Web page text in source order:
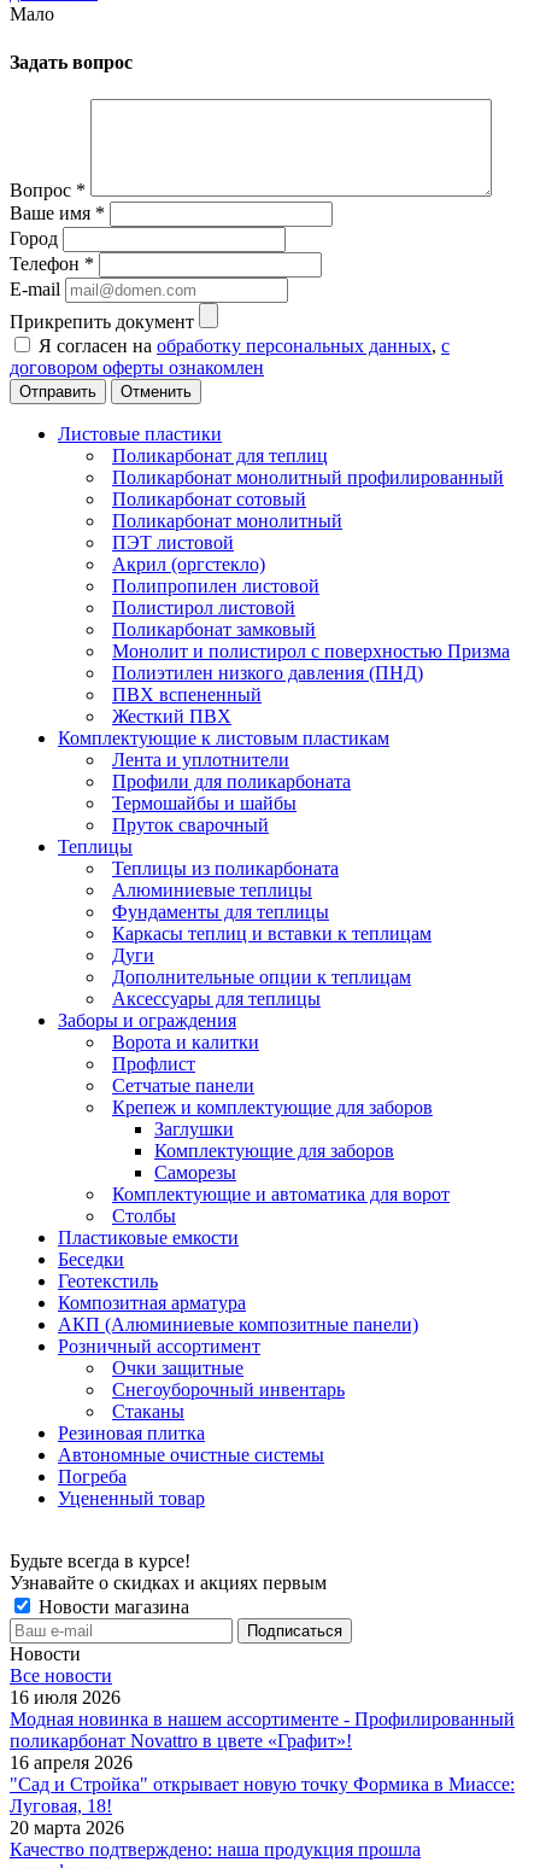
Мало
Задать вопрос
Вопрос *
Ваше имя *
Город
Телефон *
E-mail
Прикрепить документ
Я согласен на обработку персональных данных, с
договором оферты ознакомлен
Отменить
Листовые пластики
Поликарбонат для теплиц
Поликарбонат монолитный профилированный
Поликарбонат сотовый
Поликарбонат монолитный
ПЭТ листовой
Акрил (оргстекло)
Полипропилен листовой
Полистирол листовой
Поликарбонат замковый
Монолит и полистирол с поверхностью Призма
Полиэтилен низкого давления (ПНД)
ПВХ вспененный
Жесткий ПВХ
Комплектующие к листовым пластикам
Лента и уплотнители
Профили для поликарбоната
Термошайбы и шайбы
Пруток сварочный
Теплицы
Теплицы из поликарбоната
Алюминиевые теплицы
Фундаменты для теплицы
Каркасы теплиц и вставки к теплицам
Дуги
Дополнительные опции к теплицам
Аксессуары для теплицы
Заборы и ограждения
Ворота и калитки
Профлист
Сетчатые панели
Крепеж и комплектующие для заборов
Заглушки
Комплектующие для заборов
Саморезы
Комплектующие и автоматика для ворот
Столбы
Пластиковые емкости
Беседки
Геотекстиль
Композитная арматура
АКП (Алюминиевые композитные панели)
Розничный ассортимент
Очки защитные
Снегоуборочный инвентарь
Стаканы
Резиновая плитка
Автономные очистные системы
Погреба
Уцененный товар
Будьте всегда в курсе!
Узнавайте о скидках и акциях первым
Новости магазина
Новости
Все новости
16 июля 2026
Модная новинка в нашем ассортименте - Профилированный
поликарбонат Novattro в цвете «Графит»!
16 апреля 2026
"Сад и Стройка" открывает новую точку Формика в Миассе:
Луговая, 18!
20 марта 2026
Качество подтверждено: наша продукция прошла